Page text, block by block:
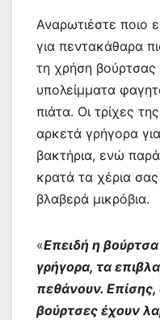
Αναρωτιέστε ποιο
για πεντακάθαρα
τη χρήση βούρτσας
υπολείμματα
πιάτα. Οι τρίχες
αρκετά γρήγορα
βακτήρια, ενώ
κρατά τα χέρια
βλαβερά μικρόβια.
«Επειδή η
γρήγορα, τα
πεθάνουν. Επίσης,
βούρτσες έχουν